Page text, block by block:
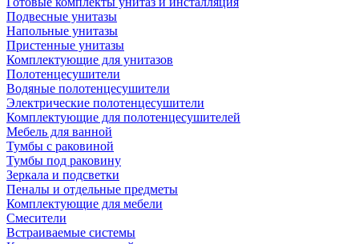
Подвесные унитазы
Напольные унитазы
Пристенные унитазы
Комплектующие для унитазов
Полотенцесушители
Водяные полотенцесушители
Электрические полотенцесушители
Комплектующие для полотенцесушителей
Мебель для ванной
Тумбы с раковиной
Тумбы под раковину
Зеркала и подсветки
Пеналы и отдельные предметы
Комплектующие для мебели
Смесители
Встраиваемые системы